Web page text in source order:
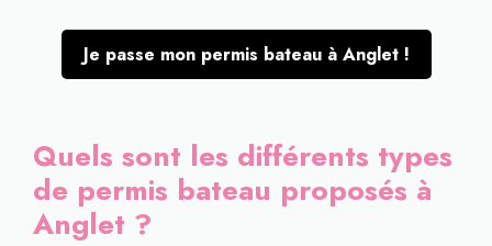
Je passe mon permis bateau à Anglet !
Quels sont les différents types
de permis bateau proposés à
Anglet ?